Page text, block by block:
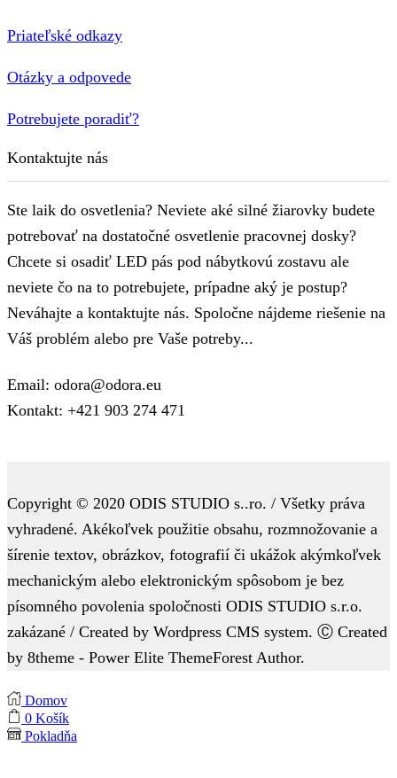
Priateľské odkazy
Otázky a odpovede
Potrebujete poradiť?
Kontaktujte nás
Ste laik do osvetlenia? Neviete aké silné žiarovky budete
potrebovať na dostatočné osvetlenie pracovnej dosky?
Chcete si osadiť LED pás pod nábytkovú zostavu ale
neviete čo na to potrebujete, prípadne aký je postup?
Neváhajte a kontaktujte nás. Spoločne nájdeme riešenie na
Váš problém alebo pre Vaše potreby...
Email: odora@odora.eu
Kontakt: +421 903 274 471
Copyright © 2020 ODIS STUDIO s..ro. / Všetky práva
vyhradené. Akékoľvek použitie obsahu, rozmnožovanie a
šírenie textov, obrázkov, fotografií či ukážok akýmkoľvek
mechanickým alebo elektronickým spôsobom je bez
písomného povolenia spoločnosti ODIS STUDIO s.r.o.
zakázané / Created by Wordpress CMS system. Ⓒ Created
by 8theme - Power Elite ThemeForest Author.
Domov
0 Košík
Pokladňa